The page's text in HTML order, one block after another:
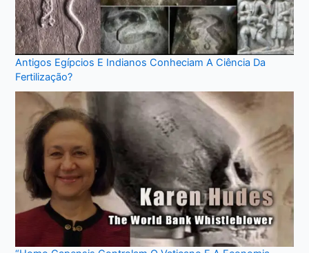
Antigos Egípcios E Indianos Conheciam A Ciência Da
Fertilização?